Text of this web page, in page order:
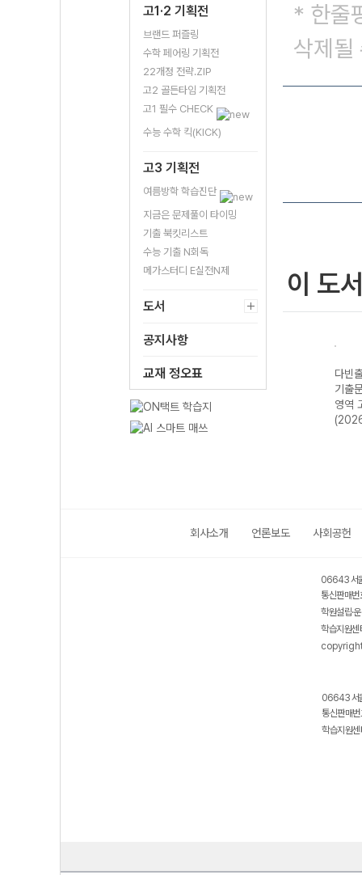
고1·2 기획전
브랜드 퍼즐링
수학 페어링 기획전
22개정 전략.ZIP
고2 골든타임 기획전
고1 필수 CHECK
수능 수학 킥(KICK)
고3 기획전
여름방학 학습진단
지금은 문제풀이 타이밍
기출 북킷리스트
수능 기출 N회독
메가스터디 E실전N제
도서
공지사항
교재 정오표
* 한줄
삭제될
이 도
다빈
기출
영역
회사소개 언론보도 사회공헌
06643 서
통신판매
학원설립·
학습지원
06643 서
통신판매
학습지원